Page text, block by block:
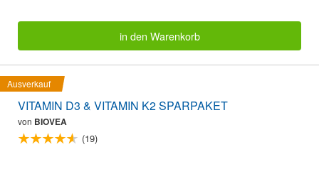
in den Warenkorb
Ausverkauf
VITAMIN D3 & VITAMIN K2 SPARPAKET
von BIOVEA
(19)